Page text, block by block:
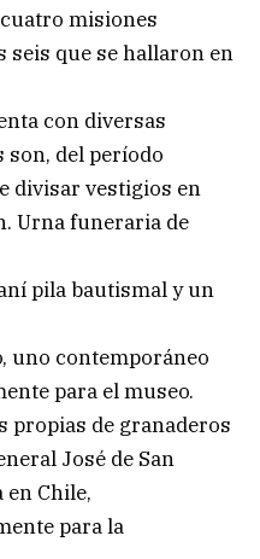
misiones
seis que se hallaron en
con diversas
son, del período
divisar vestigios en
Urna funeraria de
pila bautismal y un
uno contemporáneo
para el museo.
propias de granaderos
José de San
Chile,
para la